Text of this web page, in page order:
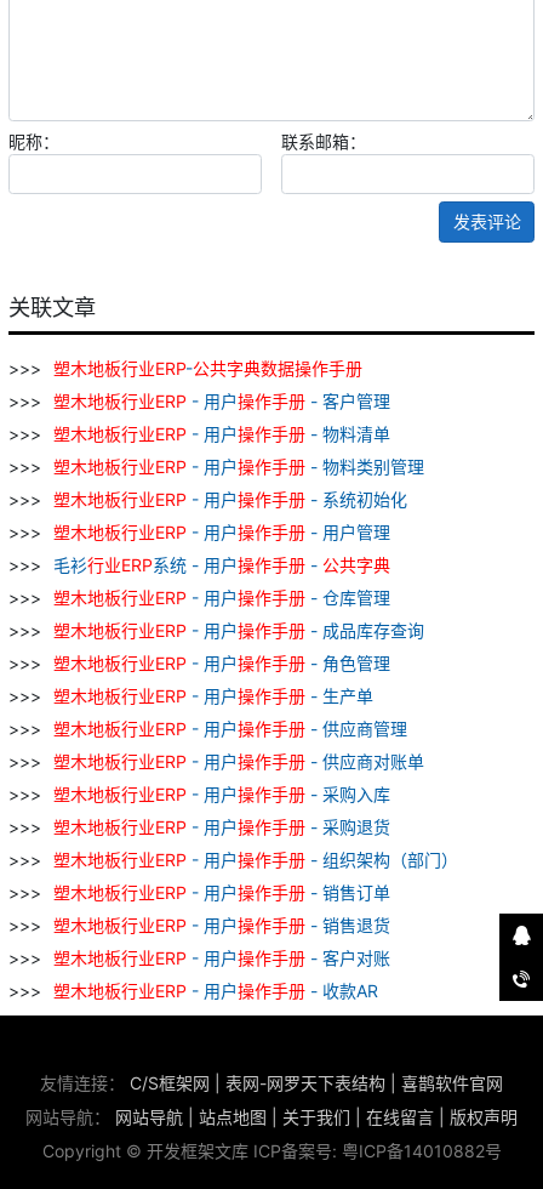
昵称： 联系邮箱：
发表评论
关联文章
塑木地板行业ERP-公共字典数据操作手册
塑木地板行业ERP - 用户操作手册 - 客户管理
塑木地板行业ERP - 用户操作手册 - 物料清单
塑木地板行业ERP - 用户操作手册 - 物料类别管理
塑木地板行业ERP - 用户操作手册 - 系统初始化
塑木地板行业ERP - 用户操作手册 - 用户管理
毛衫行业ERP系统 - 用户操作手册 - 公共字典
塑木地板行业ERP - 用户操作手册 - 仓库管理
塑木地板行业ERP - 用户操作手册 - 成品库存查询
塑木地板行业ERP - 用户操作手册 - 角色管理
塑木地板行业ERP - 用户操作手册 - 生产单
塑木地板行业ERP - 用户操作手册 - 供应商管理
塑木地板行业ERP - 用户操作手册 - 供应商对账单
塑木地板行业ERP - 用户操作手册 - 采购入库
塑木地板行业ERP - 用户操作手册 - 采购退货
塑木地板行业ERP - 用户操作手册 - 组织架构（部门）
塑木地板行业ERP - 用户操作手册 - 销售订单
塑木地板行业ERP - 用户操作手册 - 销售退货
塑木地板行业ERP - 用户操作手册 - 客户对账
塑木地板行业ERP - 用户操作手册 - 收款AR
友情连接： C/S框架网 表网-网罗天下表结构
喜鹊软件官网
网站导航： 网站导航 站点地图 关于我们 在线留言
版权声明
Copyright © 开发框架文库 ICP备案号: 粤ICP备14010882号